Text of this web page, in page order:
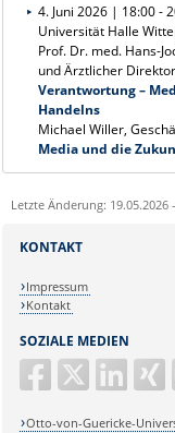
4. Juni 2026 | 18:00 -
Universität Halle
Prof. Dr. med. Hans-
und Ärztlicher
Verantwortung –
Handelns
Michael Willer,
Media und die
Letzte Änderung: 19.05.2026
SOZIALE MEDIEN
Otto-von-Guericke-
KONTAKT
Impressum
Kontakt